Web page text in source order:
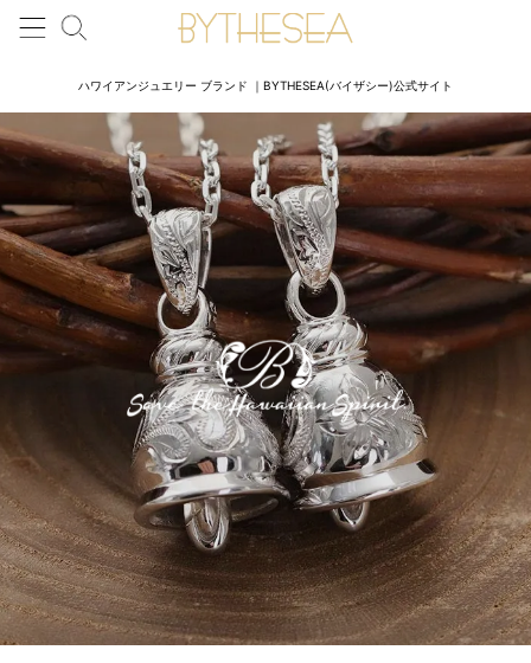
ハワイアンジュエリー ブランド ｜BYTHESEA(バイザシー)公式サイト